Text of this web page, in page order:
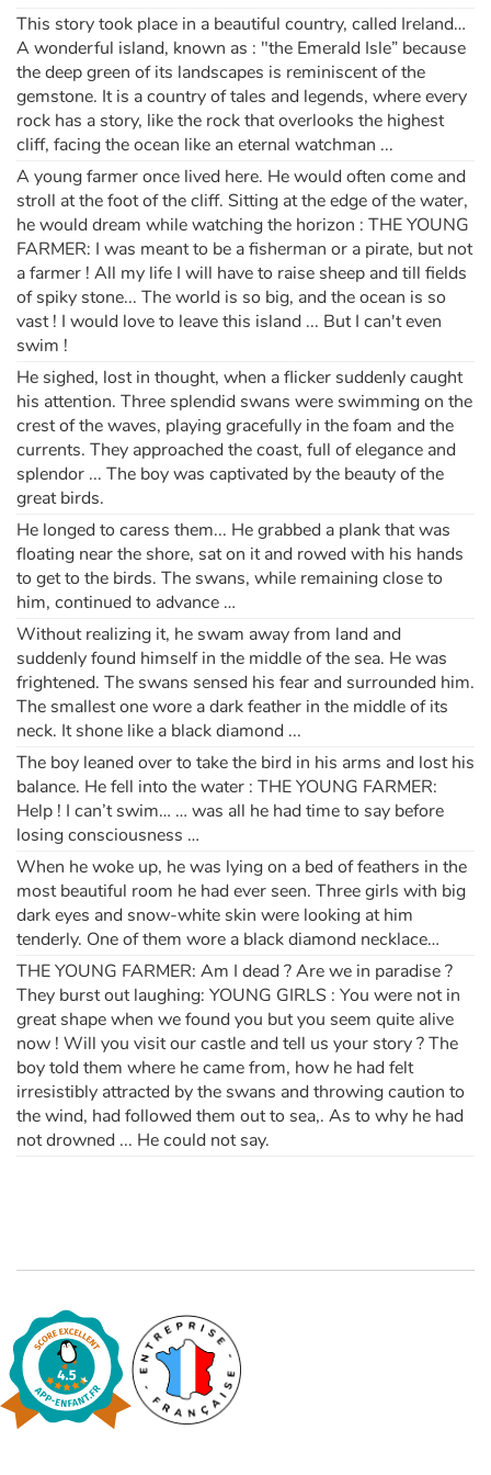
This story took place in a beautiful country, called Ireland…
A wonderful island, known as : "the Emerald Isle” because
the deep green of its landscapes is reminiscent of the
gemstone. It is a country of tales and legends, where every
rock has a story, like the rock that overlooks the highest
cliff, facing the ocean like an eternal watchman ...
A young farmer once lived here. He would often come and
stroll at the foot of the cliff. Sitting at the edge of the water,
he would dream while watching the horizon : THE YOUNG
FARMER: I was meant to be a fisherman or a pirate, but not
a farmer ! All my life I will have to raise sheep and till fields
of spiky stone... The world is so big, and the ocean is so
vast ! I would love to leave this island ... But I can't even
swim !
He sighed, lost in thought, when a flicker suddenly caught
his attention. Three splendid swans were swimming on the
crest of the waves, playing gracefully in the foam and the
currents. They approached the coast, full of elegance and
splendor ... The boy was captivated by the beauty of the
great birds.
He longed to caress them... He grabbed a plank that was
floating near the shore, sat on it and rowed with his hands
to get to the birds. The swans, while remaining close to
him, continued to advance …
Without realizing it, he swam away from land and
suddenly found himself in the middle of the sea. He was
frightened. The swans sensed his fear and surrounded him.
The smallest one wore a dark feather in the middle of its
neck. It shone like a black diamond ...
The boy leaned over to take the bird in his arms and lost his
balance. He fell into the water : THE YOUNG FARMER:
Help ! I can’t swim… … was all he had time to say before
losing consciousness …
When he woke up, he was lying on a bed of feathers in the
most beautiful room he had ever seen. Three girls with big
dark eyes and snow-white skin were looking at him
tenderly. One of them wore a black diamond necklace…
THE YOUNG FARMER: Am I dead ? Are we in paradise ?
They burst out laughing: YOUNG GIRLS : You were not in
great shape when we found you but you seem quite alive
now ! Will you visit our castle and tell us your story ? The
boy told them where he came from, how he had felt
irresistibly attracted by the swans and throwing caution to
the wind, had followed them out to sea,. As to why he had
not drowned ... He could not say.